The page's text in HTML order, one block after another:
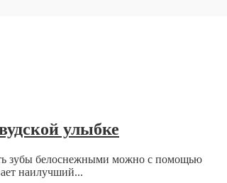
улыбке
зубы белоснежными можно с помощью
наилучший...